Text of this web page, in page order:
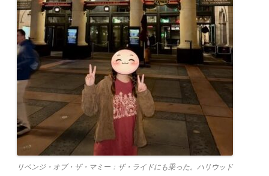
リベンジ・オブ・ザ・マミー：ザ・ライドにも乗った。ハリウッド